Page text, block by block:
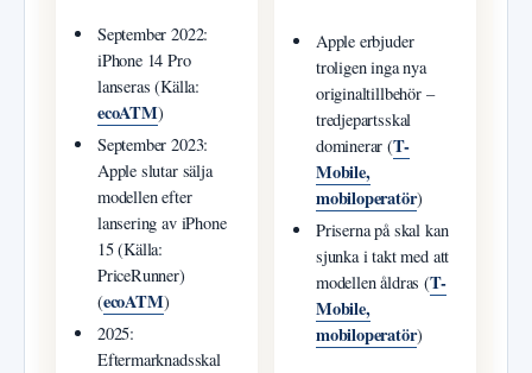
September 2022:
iPhone 14 Pro
lanseras (Källa:
ecoATM)
September 2023:
Apple slutar sälja
modellen efter
lansering av iPhone
15 (Källa:
PriceRunner)
(ecoATM)
2025:
Eftermarknadsskal
Apple erbjuder
troligen inga nya
originaltillbehör –
tredjepartsskal
dominerar (T-
Mobile,
mobiloperatör)
Priserna på skal kan
sjunka i takt med att
modellen åldras (T-
Mobile,
mobiloperatör)